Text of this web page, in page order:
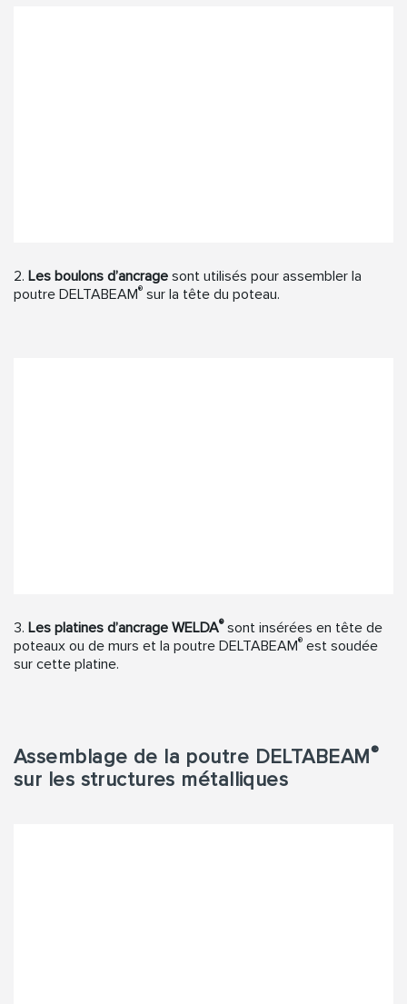
2. Les boulons d’ancrage sont utilisés pour assembler la
poutre DELTABEAM® sur la tête du poteau.
3. Les platines d’ancrage WELDA®sont insérées en tête de
poteaux ou de murs et la poutre DELTABEAM® est soudée
sur cette platine.
Assemblage de la poutre DELTABEAM®
sur les structures métalliques